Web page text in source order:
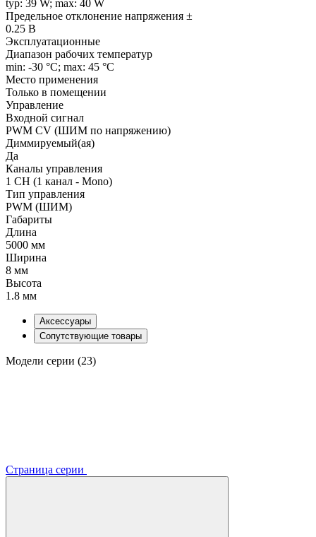
typ: 39 W; max: 40 W
Предельное отклонение напряжения ±
0.25 В
Эксплуатационные
Диапазон рабочих температур
min: -30 °C; max: 45 °C
Место применения
Только в помещении
Управление
Входной сигнал
PWM СV (ШИМ по напряжению)
Диммируемый(ая)
Да
Каналы управления
1 CH (1 канал - Mono)
Тип управления
PWM (ШИМ)
Габариты
Длина
5000 мм
Ширина
8 мм
Высота
1.8 мм
Аксессуары
Сопутствующие товары
Модели серии (23)
Страница серии